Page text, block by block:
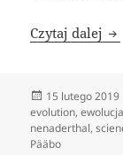
Czytaj dalej
Data
publikacji
15 lutego 2019
evolution,
nenaderthal,
Pääbo